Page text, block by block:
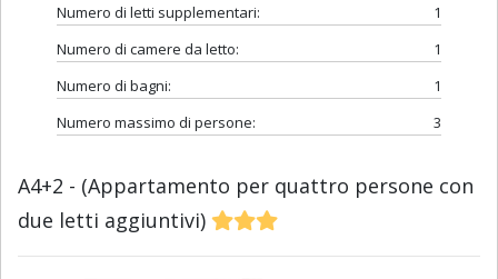
Numero di letti supplementari:
1
Numero di camere da letto:
1
Numero di bagni:
1
Numero massimo di persone:
3
A4+2 - (Appartamento per quattro persone con
due letti aggiuntivi)